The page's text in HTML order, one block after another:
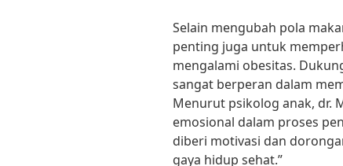
Selain mengubah pola
penting juga untuk
mengalami obesitas.
sangat berperan dalam
Menurut psikolog anak, dr.
emosional dalam proses
diberi motivasi dan
gaya hidup sehat.”